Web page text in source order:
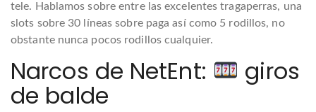
tele. Hablamos sobre entre las excelentes tragaperras, una
slots sobre 30 líneas sobre paga así­ como 5 rodillos, no
obstante nunca pocos rodillos cualquier.
Narcos de NetEnt: giros
de balde